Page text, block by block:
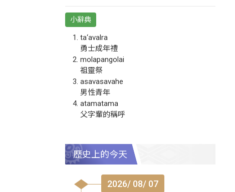
小辭典
ta‘avalra
勇士成年禮
molapangolai
祖靈祭
asavasavahe
男性青年
atamatama
父字輩的稱呼
歷史上的今天
2026/ 08/ 07